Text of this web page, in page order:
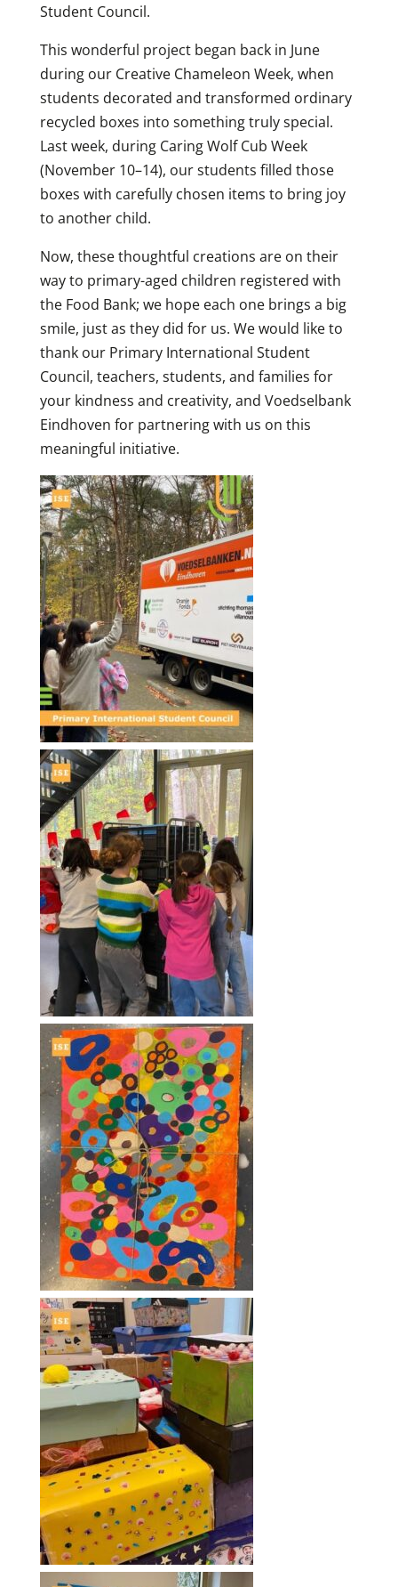
Student Council.
This wonderful project began back in June
during our Creative Chameleon Week, when
students decorated and transformed ordinary
recycled boxes into something truly special.
Last week, during Caring Wolf Cub Week
(November 10–14), our students filled those
boxes with carefully chosen items to bring joy
to another child.
Now, these thoughtful creations are on their
way to primary-aged children registered with
the Food Bank; we hope each one brings a big
smile, just as they did for us. We would like to
thank our Primary International Student
Council, teachers, students, and families for
your kindness and creativity, and Voedselbank
Eindhoven for partnering with us on this
meaningful initiative.